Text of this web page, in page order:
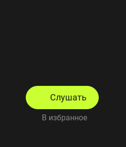
Слушать
В избранное